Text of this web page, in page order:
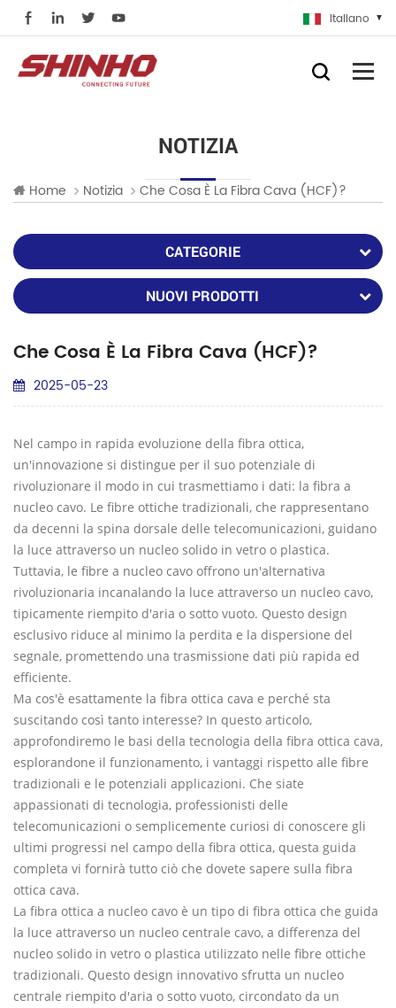
Italiano
NOTIZIA
Home Notizia Che Cosa È La Fibra Cava (HCF)?
CATEGORIE
NUOVI PRODOTTI
Che Cosa È La Fibra Cava (HCF)?
2025-05-23
Nel campo in rapida evoluzione della fibra ottica,
un'innovazione si distingue per il suo potenziale di
rivoluzionare il modo in cui trasmettiamo i dati: la fibra a
nucleo cavo. Le fibre ottiche tradizionali, che rappresentano
da decenni la spina dorsale delle telecomunicazioni, guidano
la luce attraverso un nucleo solido in vetro o plastica.
Tuttavia, le fibre a nucleo cavo offrono un'alternativa
rivoluzionaria incanalando la luce attraverso un nucleo cavo,
tipicamente riempito d'aria o sotto vuoto. Questo design
esclusivo riduce al minimo la perdita e la dispersione del
segnale, promettendo una trasmissione dati più rapida ed
efficiente.
Ma cos'è esattamente la fibra ottica cava e perché sta
suscitando così tanto interesse? In questo articolo,
approfondiremo le basi della tecnologia della fibra ottica cava,
esplorandone il funzionamento, i vantaggi rispetto alle fibre
tradizionali e le potenziali applicazioni. Che siate
appassionati di tecnologia, professionisti delle
telecomunicazioni o semplicemente curiosi di conoscere gli
ultimi progressi nel campo della fibra ottica, questa guida
completa vi fornirà tutto ciò che dovete sapere sulla fibra
ottica cava.
La fibra ottica a nucleo cavo è un tipo di fibra ottica che guida
la luce attraverso un nucleo centrale cavo, a differenza del
nucleo solido in vetro o plastica utilizzato nelle fibre ottiche
tradizionali. Questo design innovativo sfrutta un nucleo
centrale riempito d'aria o sotto vuoto, circondato da un